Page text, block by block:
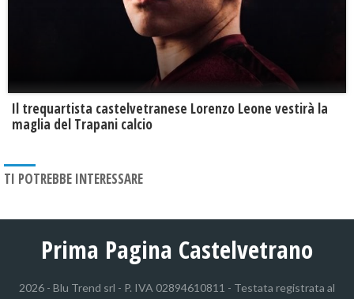
Il trequartista castelvetranese Lorenzo Leone vestirà la
maglia del Trapani calcio
TI POTREBBE INTERESSARE
Prima Pagina Castelvetrano
2026 - Blu Trend srl - P. IVA 02894610811 - Testata registrata al